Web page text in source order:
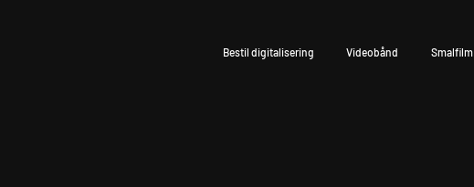
Bestil digitalisering Videobånd Smalfilm